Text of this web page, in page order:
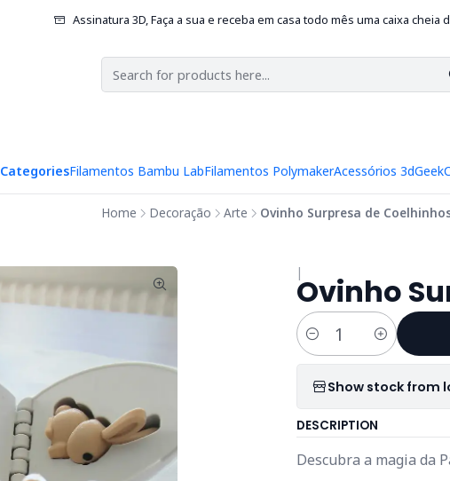
CategoriesFilamentos Bambu LabFilamentos PolymakerAcessórios 3dGeek
Assinatura 3D, Faça a sua e receba em casa todo mês uma caixa cheia
Home Decoração Arte Ovinho Surpresa de
|
Ovinho
Quantity
Show stock from
DESCRIPTION
Descubra a magia da